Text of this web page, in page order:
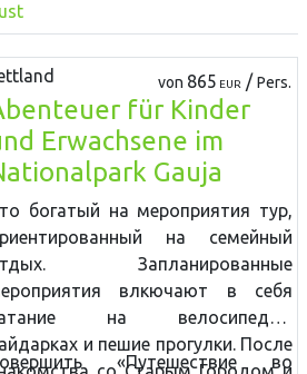
von 865 EUR / Pers.
für Kinder
Erwachsene im
Gauja
богатый на мероприятия тур,
на семейный
Запланированные
влкючают в себя
на велосипедах,
и пешие прогулки. После
«Путешествие во